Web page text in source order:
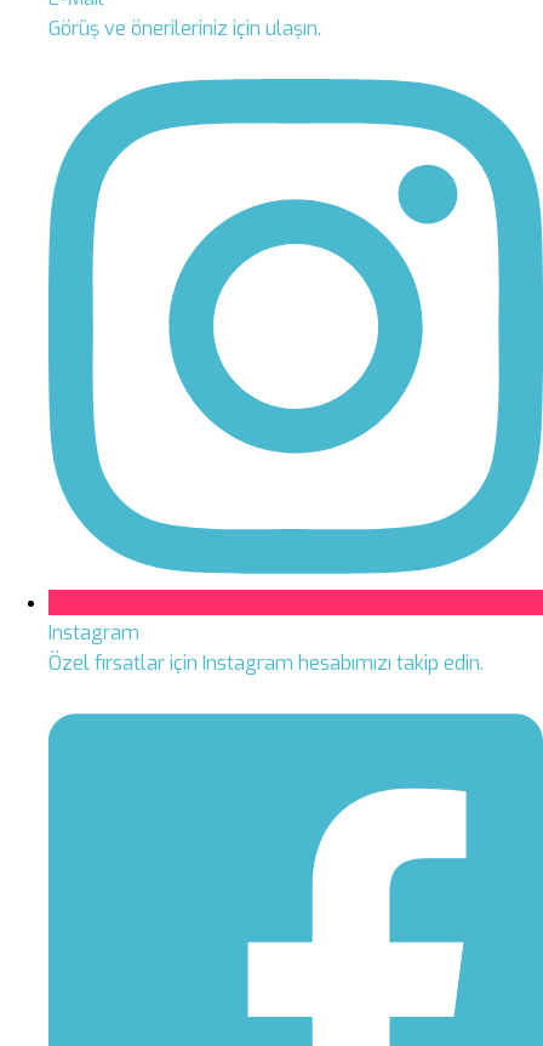
Görüş ve önerileriniz için ulaşın.
Instagram
Özel fırsatlar için Instagram hesabımızı takip edin.